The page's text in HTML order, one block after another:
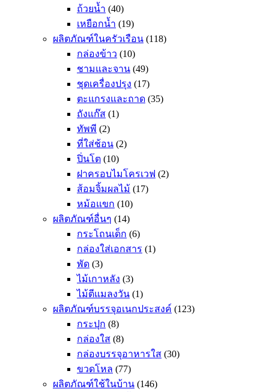
ถ้วยน้ำ (40)
เหยือกน้ำ (19)
ผลิตภัณฑ์ในครัวเรือน (118)
กล่องข้าว (10)
ชามและจาน (49)
ชุดเครื่องปรุง (17)
ตะแกรงและถาด (35)
ถังแก๊ส (1)
ทัพพี (2)
ที่ใส่ช้อน (2)
ปิ่นโต (10)
ฝาครอบไมโครเวฟ (2)
ส้อมจิ้มผลไม้ (17)
หม้อแขก (10)
ผลิตภัณฑ์อื่นๆ (14)
กระโถนเด็ก (6)
กล่องใส่เอกสาร (1)
พัด (3)
ไม้เกาหลัง (3)
ไม้ตีแมลงวัน (1)
ผลิตภัณฑ์บรรจุอเนกประสงค์ (123)
กระปุก (8)
กล่องใส (8)
กล่องบรรจุอาหารใส (30)
ขวดโหล (77)
ผลิตภัณฑ์ใช้ในบ้าน (146)